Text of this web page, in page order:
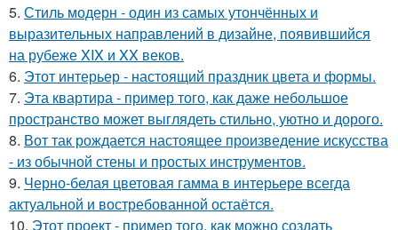
5. Стиль модерн - один из самых утончённых и
выразительных направлений в дизайне, появившийся
на рубеже XIX и XX веков.
6. Этот интерьер - настоящий праздник цвета и формы.
7. Эта квартира - пример того, как даже небольшое
пространство может выглядеть стильно, уютно и дорого.
8. Вот так рождается настоящее произведение искусства
- из обычной стены и простых инструментов.
9. Черно-белая цветовая гамма в интерьере всегда
актуальной и востребованной остаётся.
10. Этот проект - пример того, как можно создать